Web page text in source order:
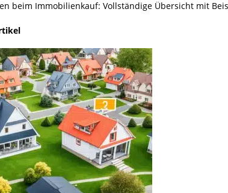
beim Immobilienkauf: Vollständige Übersicht mit